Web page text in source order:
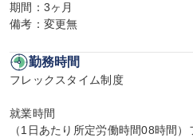
期間：3ヶ月
備考：変更無
勤務時間
フレックスタイム制度
就業時間
（1日あたり所定労働時間08時間